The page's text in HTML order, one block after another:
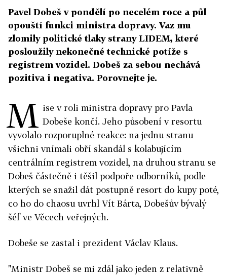
Pavel Dobeš v pondělí po necelém roce a půl
opouští funkci ministra dopravy. Vaz mu
zlomily politické tlaky strany LIDEM, které
posloužily nekonečné technické potíže s
registrem vozidel. Dobeš za sebou nechává
pozitiva i negativa. Porovnejte je.
M ise v roli ministra dopravy pro Pavla
Dobeše končí. Jeho působení v resortu
vyvolalo rozporuplné reakce: na jednu stranu
všichni vnímali obří skandál s kolabujícím
centrálním registrem vozidel, na druhou stranu se
Dobeš částečně i těšil podpoře odborníků, podle
kterých se snažil dát postupně resort do kupy poté,
co ho do chaosu uvrhl Vít Bárta, Dobešův bývalý
šéf ve Věcech veřejných.
Dobeše se zastal i prezident Václav Klaus.
"Ministr Dobeš se mi zdál jako jeden z relativně